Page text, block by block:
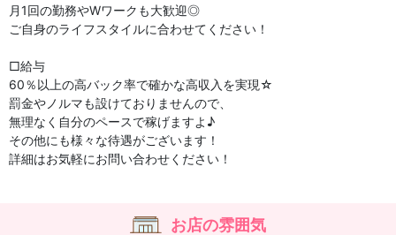
月1回の勤務やWワークも大歓迎◎
ご自身のライフスタイルに合わせてください！
□給与
60％以上の高バック率で確かな高収入を実現☆
罰金やノルマも設けておりませんので、
無理なく自分のペースで稼げますよ♪
その他にも様々な待遇がございます！
詳細はお気軽にお問い合わせください！
お店の雰囲気